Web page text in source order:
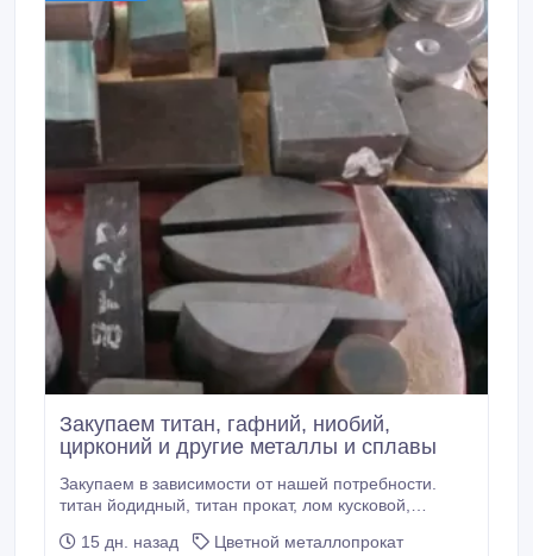
Закупаем титан, гафний, ниобий,
цирконий и другие металлы и сплавы
Закупаем в зависимости от нашей потребности.
титан йодидный, титан прокат, лом кусковой,
рений, гафний, цирконий йодидный, гафний
15 дн. назад
Цветной металлопрокат